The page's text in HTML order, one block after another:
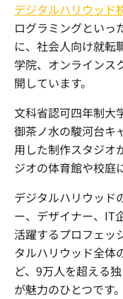
デジタルハリウッド
ログラミングといっ
に、社会人向け就転
学院、オンラインス
開しています。
文科省認可四年制大
御茶ノ水の駿河台キ
用した制作スタジオ
ジオの体育館や校庭
デジタルハリウッド
ー、デザイナー、IT
活躍するプロフェッ
タルハリウッド全体
ど、9万人を超える
が魅力のひとつです。